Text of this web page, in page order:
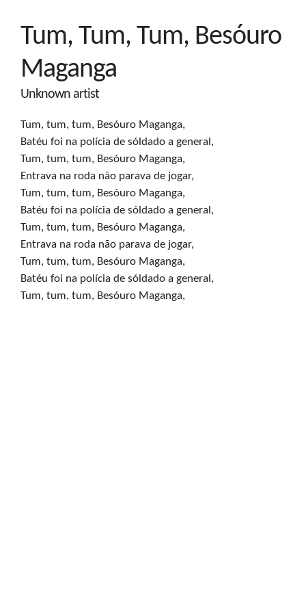
Tum, Tum, Tum, Besóuro
Maganga
Unknown artist
Tum, tum, tum, Besóuro Maganga,
Batéu foi na polícia de sóldado a general,
Tum, tum, tum, Besóuro Maganga,
Entrava na roda não parava de jogar,
Tum, tum, tum, Besóuro Maganga,
Batéu foi na polícia de sóldado a general,
Tum, tum, tum, Besóuro Maganga,
Entrava na roda não parava de jogar,
Tum, tum, tum, Besóuro Maganga,
Batéu foi na polícia de sóldado a general,
Tum, tum, tum, Besóuro Maganga,